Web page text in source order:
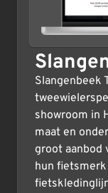
Slangenbeek
showroom in
maat en
groot aanbod
hun